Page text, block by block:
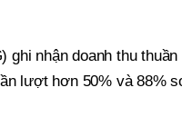
ghi nhận doanh thu thuần
lượt hơn 50% và 88%